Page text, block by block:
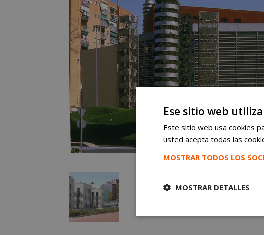
Ese sitio web
Este sitio web usa cookies
usted acepta todas las
MOSTRAR TODOS LOS
MOSTRAR DETALLES
Cookies